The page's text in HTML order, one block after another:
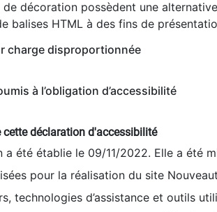
de décoration possèdent une
balises HTML à des fins de
charge disproportionnée
à l’obligation d’accessibilité
cette déclaration d'accessibilité
a été établie le 09/11/2022. Elle a été
pour la réalisation du site
technologies d’assistance et outils